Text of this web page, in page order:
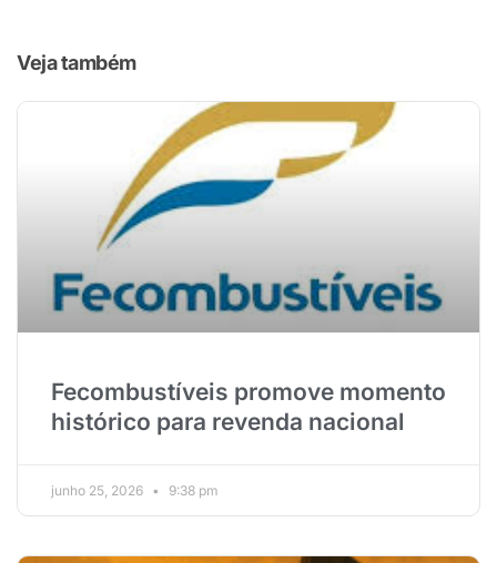
Veja também
Fecombustíveis promove momento
histórico para revenda nacional
junho 25, 2026 9:38 pm